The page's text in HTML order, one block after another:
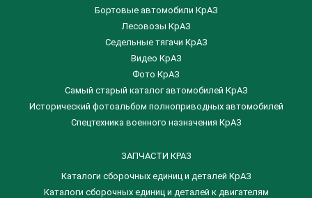
Бортовые автомобили КрАЗ
Лесовозы КрАЗ
Седельные тягачи КрАЗ
Видео КрАЗ
Фото КрАЗ
Самый старый каталог автомобилей КрАЗ
Исторический фотоальбом полноприводных автомобилей
Спецтехника военного назначения КрАЗ
ЗАПЧАСТИ КРАЗ
Каталоги сборочных единиц и деталей КрАЗ
​Каталоги сборочных единиц и деталей к двигателям